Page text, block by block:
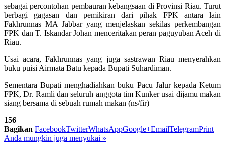
sebagai percontohan pembauran kebangsaan di Provinsi Riau. Turut
berbagi gagasan dan pemikiran dari pihak FPK antara lain
Fakhrunnas MA Jabbar yang menjelaskan sekilas perkembangan
FPK dan T. Iskandar Johan menceritakan peran paguyuban Aceh di
Riau.
Usai acara, Fakhrunnas yang juga sastrawan Riau menyerahkan
buku puisi Airmata Batu kepada Bupati Suhardiman.
Sementara Bupati menghadiahkan buku Pacu Jalur kepada Ketum
FPK, Dr. Ramli dan seluruh anggota tim Kunker usai dijamu makan
siang bersama di sebuah rumah makan (ns/fir)
156
Bagikan FacebookTwitterWhatsAppGoogle+EmailTelegramPrint
Anda mungkin juga menyukai »